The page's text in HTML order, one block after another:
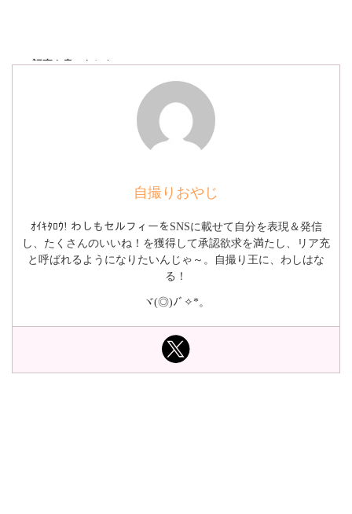
この記事を書いたヒト
自撮りおやじ
ｵｲｷﾀﾛｳ! わしもセルフィーをSNSに載せて自分を表現＆発信
し、たくさんのいいね！を獲得して承認欲求を満たし、リア充
と呼ばれるようになりたいんじゃ～。自撮り王に、わしはな
る！
ヾ(◎)ﾉﾞ✧*。